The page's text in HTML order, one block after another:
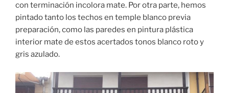
con terminación incolora mate. Por otra parte, hemos
pintado tanto los techos en temple blanco previa
preparación, como las paredes en pintura plástica
interior mate de estos acertados tonos blanco roto y
gris azulado.